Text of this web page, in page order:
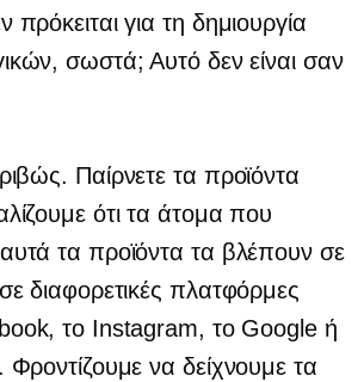
για τη δημιουργία
σωστά; Αυτό δεν είναι σαν
Παίρνετε τα προϊόντα
ότι τα άτομα που
τα προϊόντα τα βλέπουν σε
διαφορετικές πλατφόρμες
το Instagram, το Google ή
Φροντίζουμε να δείχνουμε τα